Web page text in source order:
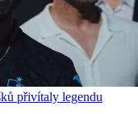
přivítaly legendu